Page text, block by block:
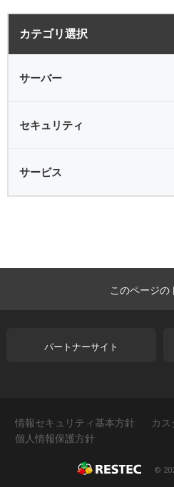
カテゴリ選択
サーバー
VPN
バックアップ
電源
サーバー全般
セキュリティ
サービス
このページの
パートナーサイト
情報セキュリティ基本方針
カス
個人情報保護方針
©